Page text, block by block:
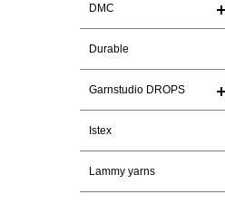
DMC
Durable
Garnstudio DROPS
Istex
Lammy yarns